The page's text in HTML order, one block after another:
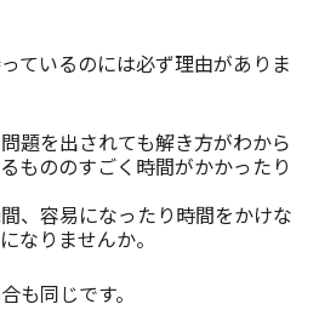
ているのには必ず理由がありま
題を出されても解き方がわから
もののすごく時間がかかったり
、容易になったり時間をかけな
なりませんか。
も同じです。